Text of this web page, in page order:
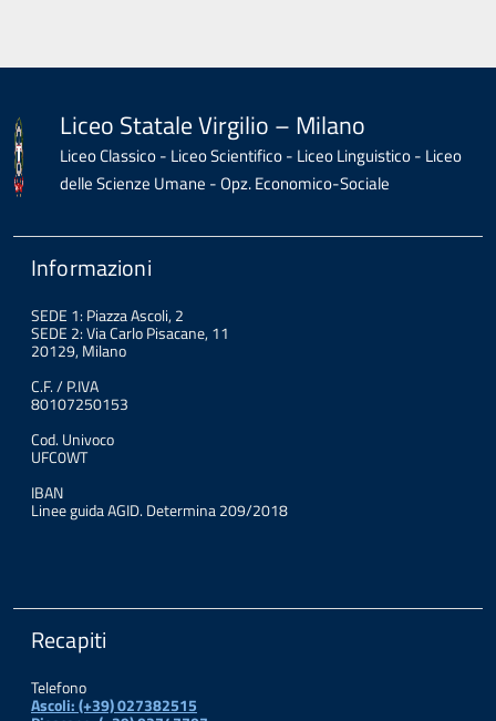
Liceo Statale Virgilio – Milano
Liceo Classico - Liceo Scientifico - Liceo Linguistico - Liceo
delle Scienze Umane - Opz. Economico-Sociale
Informazioni
SEDE 1: Piazza Ascoli, 2
SEDE 2: Via Carlo Pisacane, 11
20129, Milano
C.F. / P.IVA
80107250153
Cod. Univoco
UFC0WT
IBAN
Linee guida AGID. Determina 209/2018
Recapiti
Telefono
Ascoli: (+39) 027382515